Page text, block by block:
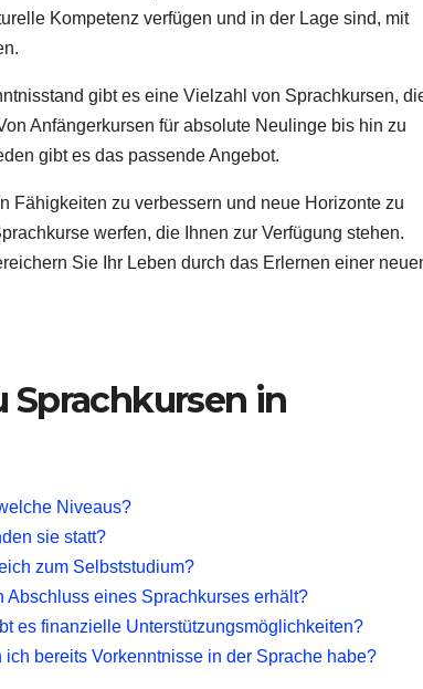
Kompetenz verfügen und in der Lage sind, mit
gibt es eine Vielzahl von Sprachkursen,
Anfängerkursen für absolute Neulinge bis hin zu
gibt es das passende Angebot.
Fähigkeiten zu verbessern und neue Horizonte zu
werfen, die Ihnen zur Verfügung stehen.
Sie Ihr Leben durch das Erlernen einer
Sprachkursen in
Niveaus?
sie statt?
zum Selbststudium?
Abschluss eines Sprachkurses erhält?
es finanzielle Unterstützungsmöglichkeiten?
bereits Vorkenntnisse in der Sprache habe?